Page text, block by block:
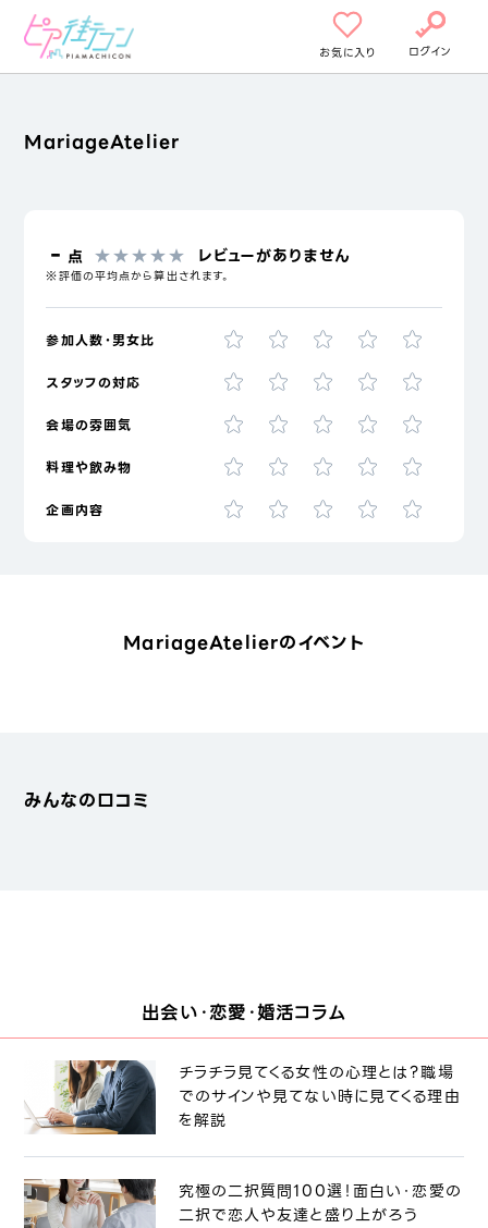
お気に入り ログイン
MariageAtelier
‐ 点 レビューがありません
※評価の平均点から算出されます。
参加人数・男女比
スタッフの対応
会場の雰囲気
料理や飲み物
企画内容
MariageAtelierのイベント
みんなの口コミ
出会い・恋愛・婚活コラム
チラチラ見てくる女性の心理とは？職場
でのサインや見てない時に見てくる理由
を解説
究極の二択質問100選！面白い・恋愛の
二択で恋人や友達と盛り上がろう